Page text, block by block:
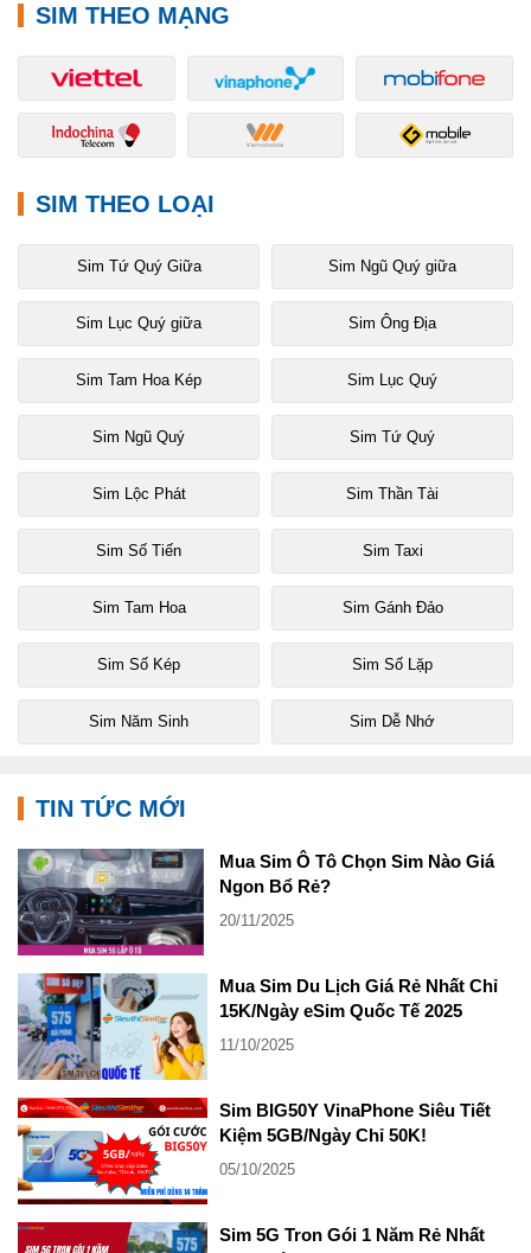
SIM THEO MẠNG
SIM THEO LOẠI
Sim Tứ Quý Giữa Sim Ngũ Quý giữa
Sim Lục Quý giữa Sim Ông Địa
Sim Tam Hoa Kép Sim Lục Quý
Sim Ngũ Quý Sim Tứ Quý
Sim Lộc Phát Sim Thần Tài
Sim Số Tiến Sim Taxi
Sim Tam Hoa Sim Gánh Đảo
Sim Số Kép Sim Số Lặp
Sim Năm Sinh Sim Dễ Nhớ
TIN TỨC MỚI
Mua Sim Ô Tô Chọn Sim Nào Giá
Ngon Bổ Rẻ?
20/11/2025
Mua Sim Du Lịch Giá Rẻ Nhất Chỉ
15K/Ngày eSim Quốc Tế 2025
11/10/2025
Sim BIG50Y VinaPhone Siêu Tiết
Kiệm 5GB/Ngày Chỉ 50K!
05/10/2025
Sim 5G Tron Gói 1 Năm Rẻ Nhất